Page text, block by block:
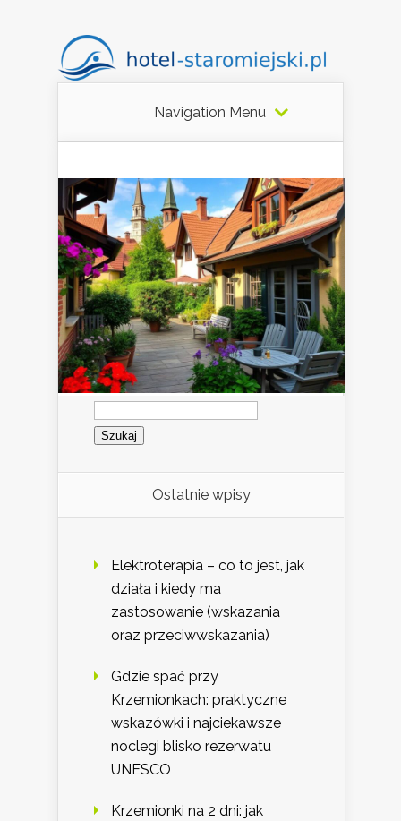
Navigation Menu
Szukaj:
Ostatnie wpisy
Elektroterapia – co to jest, jak
działa i kiedy ma
zastosowanie (wskazania
oraz przeciwwskazania)
Gdzie spać przy
Krzemionkach: praktyczne
wskazówki i najciekawsze
noclegi blisko rezerwatu
UNESCO
Krzemionki na 2 dni: jak